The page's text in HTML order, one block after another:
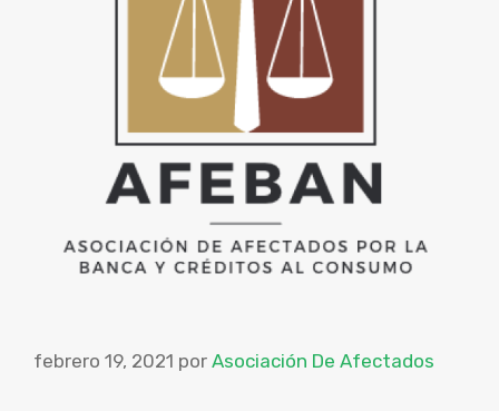
febrero 19, 2021 por Asociación De Afectados